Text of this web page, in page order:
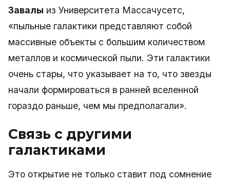
Завалы из Университета Массачусетс,
«пыльные галактики представляют собой
массивные объекты с большим количеством
металлов и космической пыли. Эти галактики
очень стары, что указывает на то, что звезды
начали формироваться в ранней вселенной
гораздо раньше, чем мы предполагали».
Связь с другими
галактиками
Это открытие не только ставит под сомнение